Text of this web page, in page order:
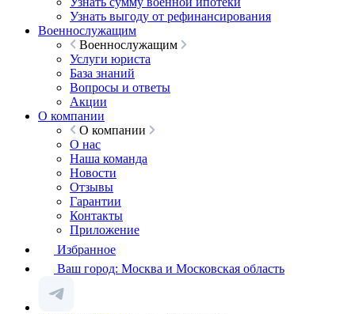
Узнать выгоду от рефинансирования
Военнослужащим
Военнослужащим
Услуги юриста
База знаний
Вопросы и ответы
Акции
О компании
О компании
О нас
Наша команда
Новости
Отзывы
Гарантии
Контакты
Приложение
Избранное
Ваш город: Москва и Московская область